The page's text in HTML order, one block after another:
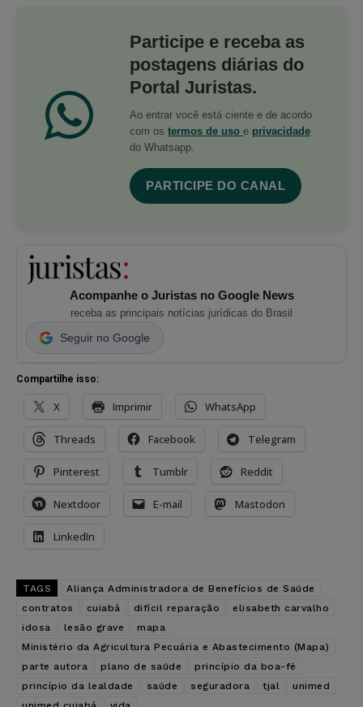
Participe e receba as
postagens diárias do
Portal Juristas.
Ao entrar você está ciente e de acordo
com os termos de uso e privacidade
do Whatsapp.
PARTICIPE DO CANAL
Acompanhe o Juristas no Google News
receba as principais notícias jurídicas do Brasil
Seguir no Google
Compartilhe isso:
X Imprimir WhatsApp
Threads Facebook Telegram
Pinterest Tumblr Reddit
Nextdoor E-mail Mastodon
LinkedIn
TAGS
Aliança Administradora de Benefícios de Saúde
contratos
cuiabá difícil reparação
elisabeth carvalho
idosa
lesão grave
mapa
Ministério da Agricultura Pecuária e Abastecimento (Mapa)
parte autora
plano de saúde
princípio da boa-fé
princípio da lealdade
saúde seguradora tjal
unimed